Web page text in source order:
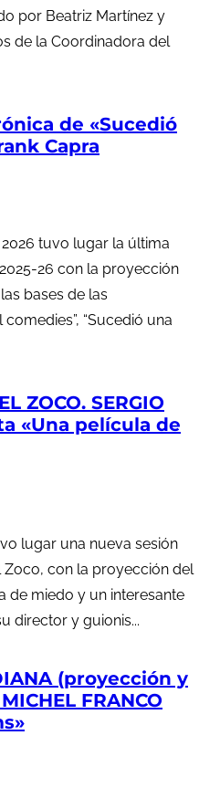
por Beatriz Martínez y
de la Coordinadora del
de «Sucedió
Capra
tuvo lugar la última
26 con la proyección
bases de las
“Sucedió una
ZOCO. SERGIO
«Una película de
lugar una nueva sesión
con la proyección del
de miedo y un interesante
director y guionis...
(proyección y
FRANCO